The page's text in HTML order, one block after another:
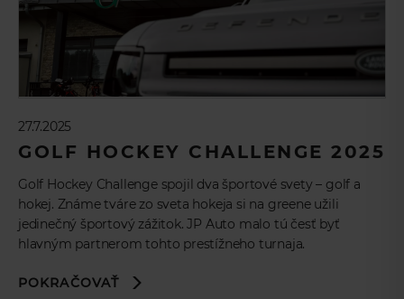
27.7.2025
GOLF HOCKEY CHALLENGE 2025
Golf Hockey Challenge spojil dva športové svety – golf a
hokej. Známe tváre zo sveta hokeja si na greene užili
jedinečný športový zážitok. JP Auto malo tú česť byť
hlavným partnerom tohto prestížneho turnaja.
POKRAČOVAŤ